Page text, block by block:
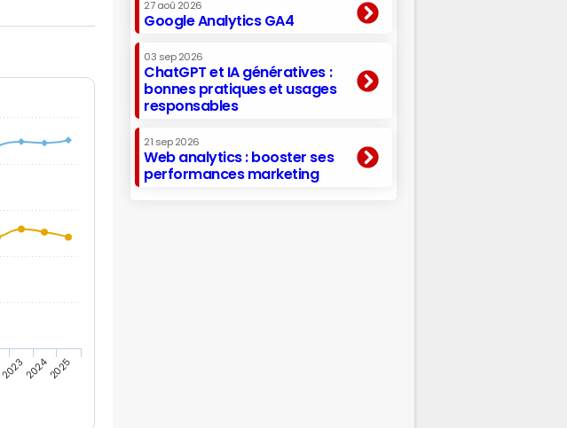
202320242025
27 aoû 2026
Google Analytics GA4
03 sep 2026
ChatGPT et IA génératives :
bonnes pratiques et usages
responsables
21 sep 2026
Web analytics : booster ses
performances marketing